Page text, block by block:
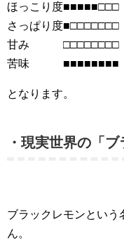
ほっこり度■■■■■□□□
さっぱり度■□□□□□□□
甘み □□□□□□□□
苦味 ■■■■■■■■
となります。
・現実世界の「ブ
ブラックレモンとい
ん。